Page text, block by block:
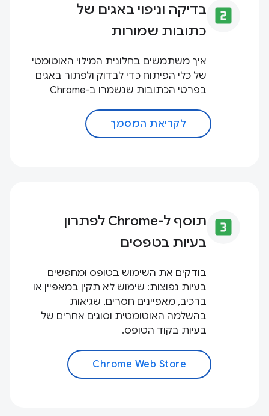
looks_two בדיקה וניפוי באגים של
כתובות שמורות
איך משתמשים בחלונית המילוי האוטומטי
של כלי הפיתוח כדי לבדוק ולפתור באגים
בפרטי הכתובות שנשמרו ב-Chrome
לקריאת המסמך
looks_3
תוסף ל-Chrome לפתרון
בעיות בטפסים
בודקים את השימוש בטופס ומחפשים
בעיות נפוצות: שימוש לא תקין במאפיין או
ברכיב, מאפיינים חסרים, שגיאות
בהשלמה האוטומטית וסוגים אחרים של
בעיות בקוד הטופס.
Chrome Web Store